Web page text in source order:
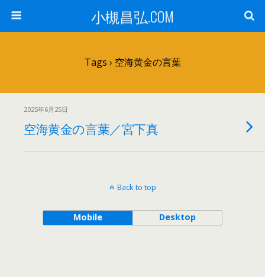
小槻昌弘.COM
Tags › 空海黄金の言葉
2025年6月25日
空海黄金の言葉／宮下真
Back to top
Mobile Desktop